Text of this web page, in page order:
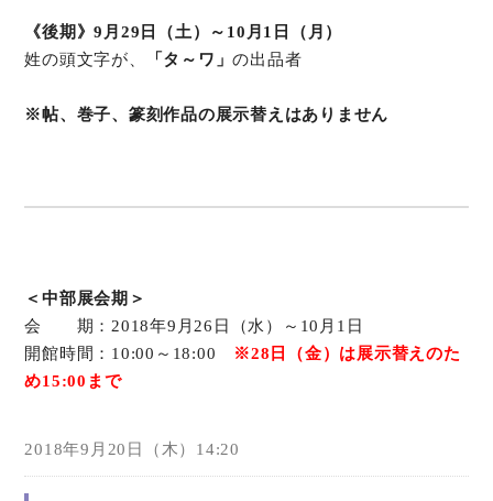
《後期》9月29日（土）～10月1日（月）
姓の頭文字が、
「タ～ワ」の出品者
※帖、巻子、篆刻作品の展示替えはありません
＜中部展会期＞
会 期：2018年9月26日（水）～10月1日
開館時間：10:00～18:00
※28日（金）は展示替えのた
め15:00まで
2018年9月20日（木）14:20